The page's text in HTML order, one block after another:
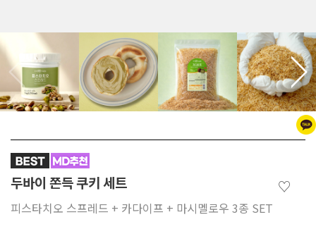
두바이 쫀득 쿠키 세트 ♡
피스타치오 스프레드 + 카다이프 + 마시멜로우 3종 SET